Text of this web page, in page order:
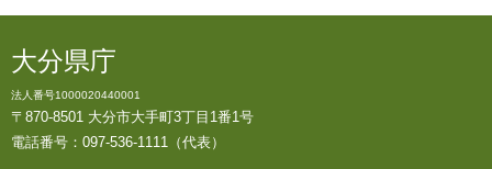
大分県庁
法人番号1000020440001
〒870-8501 大分市大手町3丁目1番1号
電話番号：097-536-1111（代表）